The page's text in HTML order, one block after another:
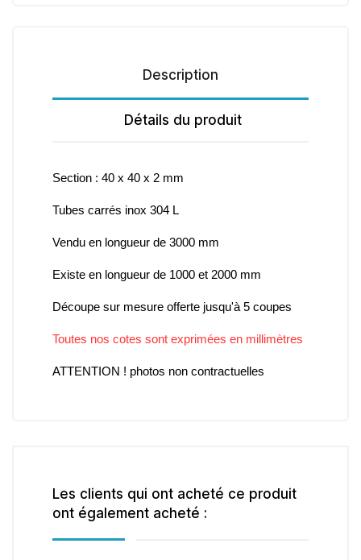
Description
Détails du produit
Section : 40 x 40 x 2 mm
Tubes carrés inox 304 L
Vendu en longueur de 3000 mm
Existe en longueur de 1000 et 2000 mm
Découpe sur mesure offerte jusqu'à 5 coupes
Toutes nos cotes sont exprimées en millimètres
ATTENTION ! photos non contractuelles
Les clients qui ont acheté ce produit
ont également acheté :